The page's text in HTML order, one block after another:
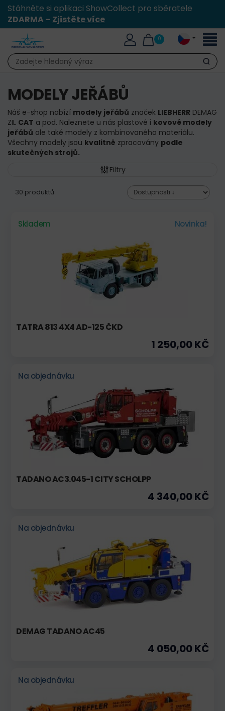
Stáhněte si aplikaci ShowCollect pro sběratele
ZDARMA – Zjistěte více
0
Hledat
MODELY JEŘÁBŮ
Náš e-shop nabízí modely jeřábů značek LIEBHERR DEMAG
ZIL CAT a pod. Naleznete u nás plastové i kovové modely
jeřábů ale také modely z kombinovaného materiálu.
Všechny modely jsou kvalitně zpracovány podle
skutečných strojů.
Filtry
30 produktů
Skladem Novinka!
TATRA 813 4X4 AD-125 ČKD
1 250,00 KČ
Na objednávku
TADANO AC3.045-1 CITY SCHOLPP
4 340,00 KČ
Na objednávku
DEMAG TADANO AC45
4 050,00 KČ
Na objednávku